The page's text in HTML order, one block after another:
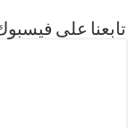
تابعنا على